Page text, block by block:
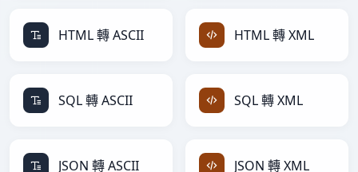
HTML 轉 ASCII HTML 轉 XML
SQL 轉 ASCII SQL 轉 XML
JSON 轉 ASCII JSON 轉 XML